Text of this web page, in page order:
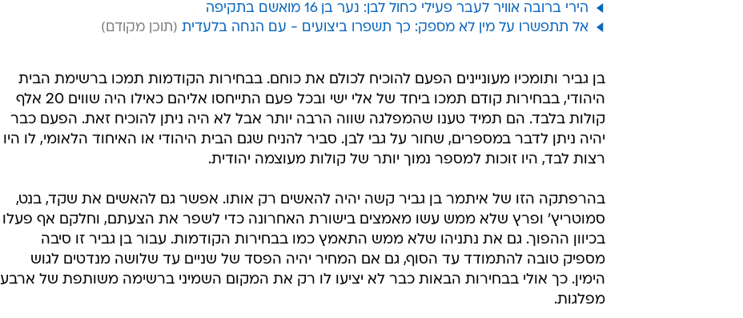
הירי ברובה אוויר לעבר פעילי כחול לבן: נער בן 16 מואשם בתקיפה
אל תתפשרו על מין לא מספק: כך תשפרו ביצועים - עם הנחה בלעדית
בן גביר ותומכיו מעוניינים הפעם להוכיח לכולם את כוחם. בבחירות הקודמות תמכו ברשימת הבית
היהודי, בבחירות קודם תמכו ביחד של אלי ישי ובכל פעם התייחסו אליהם כאילו היה שווים 20 אלף
קולות בלבד. הם תמיד טענו שהמפלגה שווה הרבה יותר אבל לא היה ניתן להוכיח זאת. הפעם כבר
יהיה ניתן לדבר במספרים, שחור על גבי לבן. סביר להניח שגם הבית היהודי או האיחוד הלאומי, לו היו
רצות לבד, היו זוכות למספר נמוך יותר של קולות מעוצמה יהודית.
בהרפתקה הזו של איתמר בן גביר קשה יהיה להאשים רק אותו. אפשר גם להאשים את שקד, בנט,
סמוטריץ' ופרץ שלא ממש עשו מאמצים בישורת האחרונה כדי לשפר את הצעתם, וחלקם אף פעלו
בכיוון ההפוך. גם את נתניהו שלא ממש התאמץ כמו בבחירות הקודמות. עבור בן גביר זו סיבה
מספיק טובה להתמודד עד הסוף, גם אם המחיר יהיה הפסד של שניים עד שלושה מנדטים לגוש
הימין. כך אולי בבחירות הבאות כבר לא יציעו לו רק את המקום השמיני ברשימה משותפת של ארבע
מפלגות.